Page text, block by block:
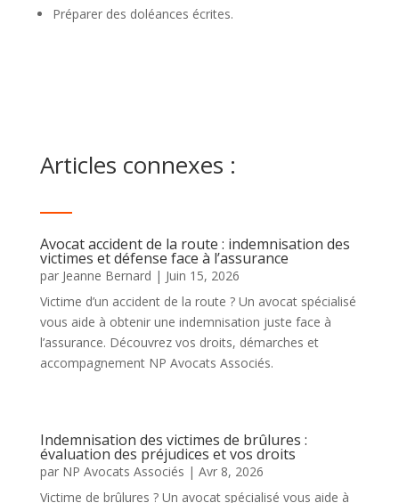
Préparer des doléances écrites.
Articles connexes :
Avocat accident de la route : indemnisation des
victimes et défense face à l’assurance
par Jeanne Bernard | Juin 15, 2026
Victime d’un accident de la route ? Un avocat spécialisé
vous aide à obtenir une indemnisation juste face à
l’assurance. Découvrez vos droits, démarches et
accompagnement NP Avocats Associés.
Indemnisation des victimes de brûlures :
évaluation des préjudices et vos droits
par NP Avocats Associés | Avr 8, 2026
Victime de brûlures ? Un avocat spécialisé vous aide à